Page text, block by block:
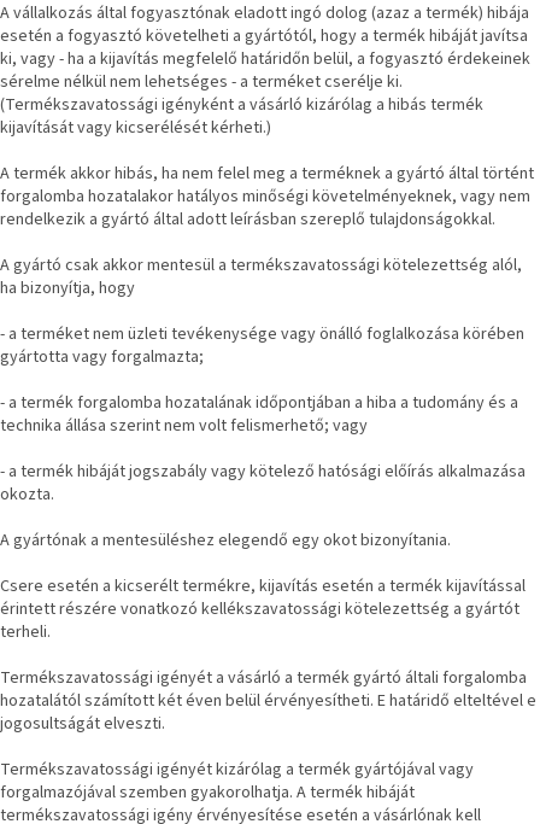
A vállalkozás által fogyasztónak eladott ingó dolog (azaz a termék) hibája
esetén a fogyasztó követelheti a gyártótól, hogy a termék hibáját javítsa
ki, vagy - ha a kijavítás megfelelő határidőn belül, a fogyasztó érdekeinek
sérelme nélkül nem lehetséges - a terméket cserélje ki.
(Termékszavatossági igényként a vásárló kizárólag a hibás termék
kijavítását vagy kicserélését kérheti.)
A termék akkor hibás, ha nem felel meg a terméknek a gyártó által történt
forgalomba hozatalakor hatályos minőségi követelményeknek, vagy nem
rendelkezik a gyártó által adott leírásban szereplő tulajdonságokkal.
A gyártó csak akkor mentesül a termékszavatossági kötelezettség alól,
ha bizonyítja, hogy
- a terméket nem üzleti tevékenysége vagy önálló foglalkozása körében
gyártotta vagy forgalmazta;
- a termék forgalomba hozatalának időpontjában a hiba a tudomány és a
technika állása szerint nem volt felismerhető; vagy
- a termék hibáját jogszabály vagy kötelező hatósági előírás alkalmazása
okozta.
A gyártónak a mentesüléshez elegendő egy okot bizonyítania.
Csere esetén a kicserélt termékre, kijavítás esetén a termék kijavítással
érintett részére vonatkozó kellékszavatossági kötelezettség a gyártót
terheli.
Termékszavatossági igényét a vásárló a termék gyártó általi forgalomba
hozatalától számított két éven belül érvényesítheti. E határidő elteltével e
jogosultságát elveszti.
Termékszavatossági igényét kizárólag a termék gyártójával vagy
forgalmazójával szemben gyakorolhatja. A termék hibáját
termékszavatossági igény érvényesítése esetén a vásárlónak kell